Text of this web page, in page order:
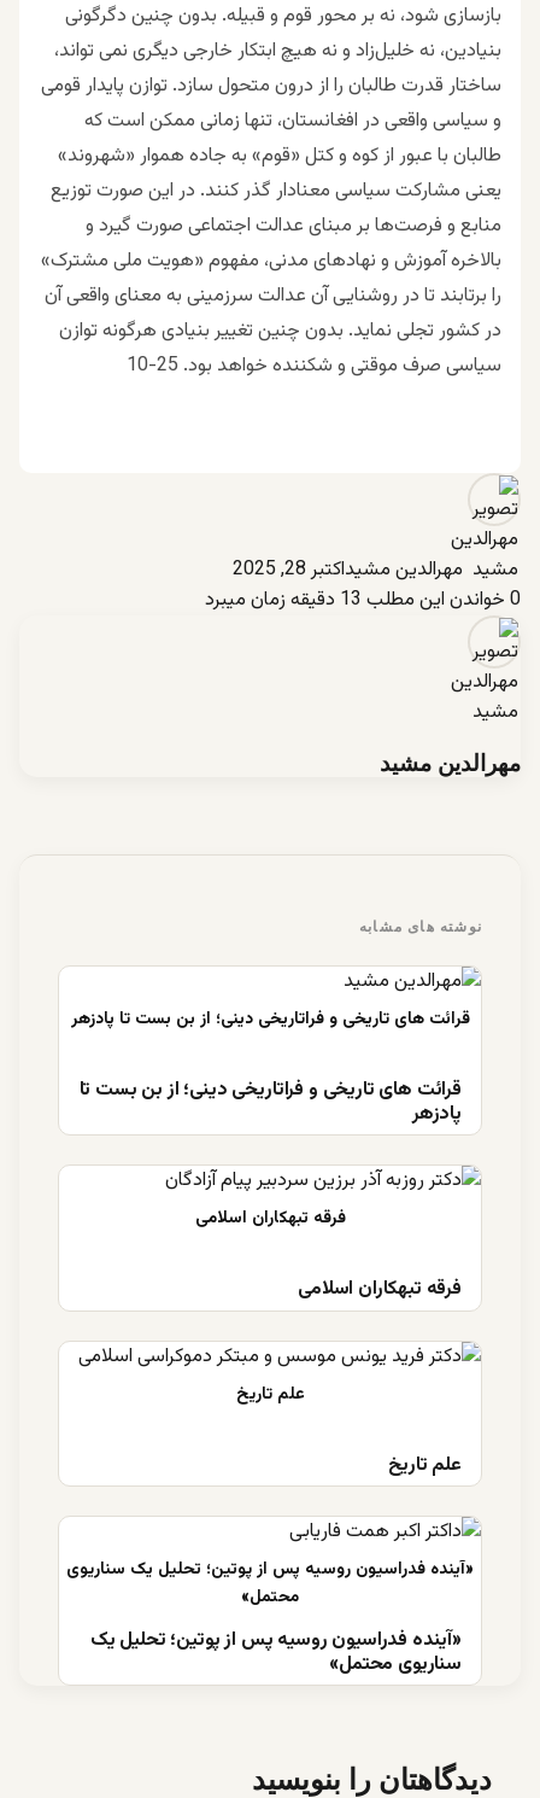
بازسازی شود، نه بر محور قوم و قبیله. بدون چنین دگرگونی
بنیادین، نه خلیل‌زاد و نه هیچ ابتکار خارجی دیگری نمی‌ تواند،
ساختار قدرت طالبان را از درون متحول سازد. توازن پایدار قومی
و سیاسی واقعی در افغانستان، تنها زمانی ممکن است که
طالبان با عبور از کوه و کتل «قوم» به جاده هموار «شهروند»
یعنی مشارکت سیاسی معنادار گذر کنند. در این صورت توزیع
منابع و فرصت‌ها بر مبنای عدالت اجتماعی صورت گیرد و
بالاخره آموزش و نهادهای مدنی، مفهوم «هویت ملی مشترک»
را برتابند تا در روشنایی آن عدالت سرزمینی به معنای واقعی آن
در کشور تجلی نماید. بدون چنین تغییر بنیادی هرگونه توازن
سیاسی صرف موقتی و شکننده خواهد بود. 25-10
مهرالدین مشیداکتبر 28, 2025
0 خواندن این مطلب 13 دقیقه زمان میبرد
مهرالدین مشید
نوشته های مشابه
قرائت های تاریخی و فراتاریخی دینی؛ از بن بست تا
پادزهر
فرقه تبهکاران اسلامی
علم تاریخ
«آینده فدراسیون روسیه پس از پوتین؛ تحلیل یک
سناریوی محتمل»
دیدگاهتان را بنویسید